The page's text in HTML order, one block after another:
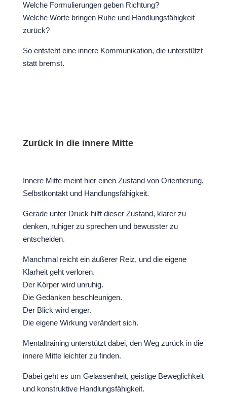
Welche Formulierungen geben Richtung?
Welche Worte bringen Ruhe und Handlungsfähigkeit
zurück?
So entsteht eine innere Kommunikation, die unterstützt
statt bremst.
Zurück in die innere Mitte
Innere Mitte meint hier einen Zustand von Orientierung,
Selbstkontakt und Handlungsfähigkeit.
Gerade unter Druck hilft dieser Zustand, klarer zu
denken, ruhiger zu sprechen und bewusster zu
entscheiden.
Manchmal reicht ein äußerer Reiz, und die eigene
Klarheit geht verloren.
Der Körper wird unruhig.
Die Gedanken beschleunigen.
Der Blick wird enger.
Die eigene Wirkung verändert sich.
Mentaltraining unterstützt dabei, den Weg zurück in die
innere Mitte leichter zu finden.
Dabei geht es um Gelassenheit, geistige Beweglichkeit
und konstruktive Handlungsfähigkeit.